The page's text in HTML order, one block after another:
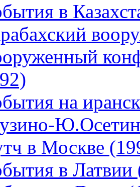
в
на
в Москве
в Латвии